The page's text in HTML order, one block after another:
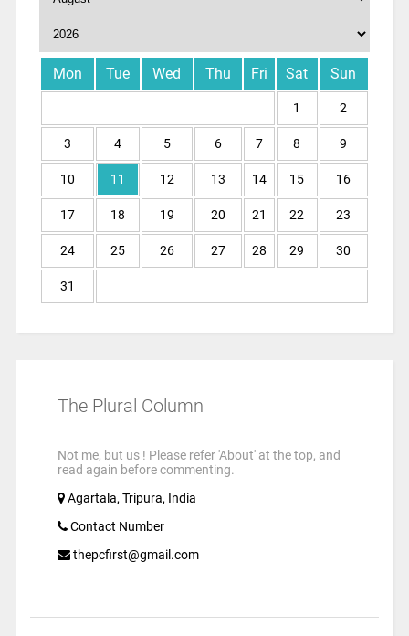
Mon Tue Wed Thu Fri Sat Sun
1 2
3 4 5 6 7 8 9
10 11 12 13 14 15 16
17 18 19 20 21 22 23
24 25 26 27 28 29 30
31
The Plural Column
Not me, but us ! Please refer 'About' at the top, and
read again before commenting.
Agartala, Tripura, India
Contact Number
thepcfirst@gmail.com